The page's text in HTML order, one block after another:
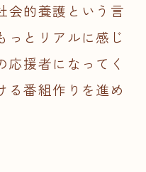
会的養護という言
っとリアルに感じ
応援者になってく
る番組作りを進め